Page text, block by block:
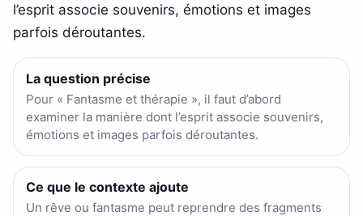
l’esprit associe souvenirs, émotions et images
parfois déroutantes.
La question précise
Pour « Fantasme et thérapie », il faut d’abord
examiner la manière dont l’esprit associe souvenirs,
émotions et images parfois déroutantes.
Ce que le contexte ajoute
Un rêve ou fantasme peut reprendre des fragments